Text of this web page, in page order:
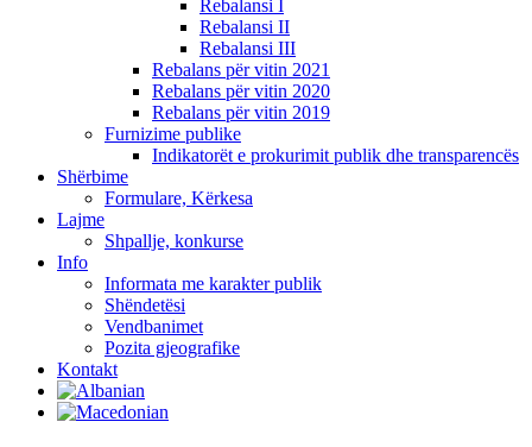
Rebalansi I
Rebalansi II
Rebalansi III
Rebalans për vitin 2021
Rebalans për vitin 2020
Rebalans për vitin 2019
Furnizime publike
Indikatorët e prokurimit publik dhe transparencës
Shërbime
Formulare, Kërkesa
Lajme
Shpallje, konkurse
Info
Informata me karakter publik
Shëndetësi
Vendbanimet
Pozita gjeografike
Kontakt